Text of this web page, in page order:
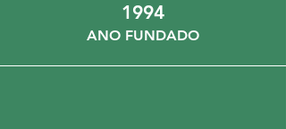
1994
ANO FUNDADO